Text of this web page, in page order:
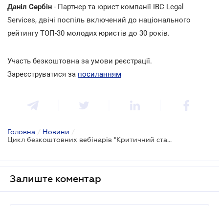
Даніл Сербін - Партнер та юрист компанії IBC Legal
Services, двічі поспіль включений до національного
рейтингу ТОП-30 молодих юристів до 30 років.
Участь безкоштовна за умови реєстрації.
Зареєструватися за посиланням
Головна / Новини /
Цикл безкоштовних вебінарів "Критичний статус підприємства і бронювання персоналу: правила, зміни, контроль"
Залиште коментар